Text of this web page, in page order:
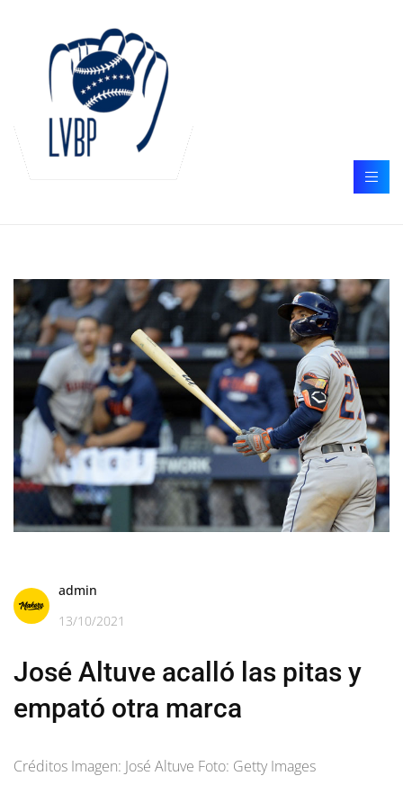
admin
13/10/2021
José Altuve acalló las pitas y
empató otra marca
Créditos Imagen: José Altuve Foto: Getty Images